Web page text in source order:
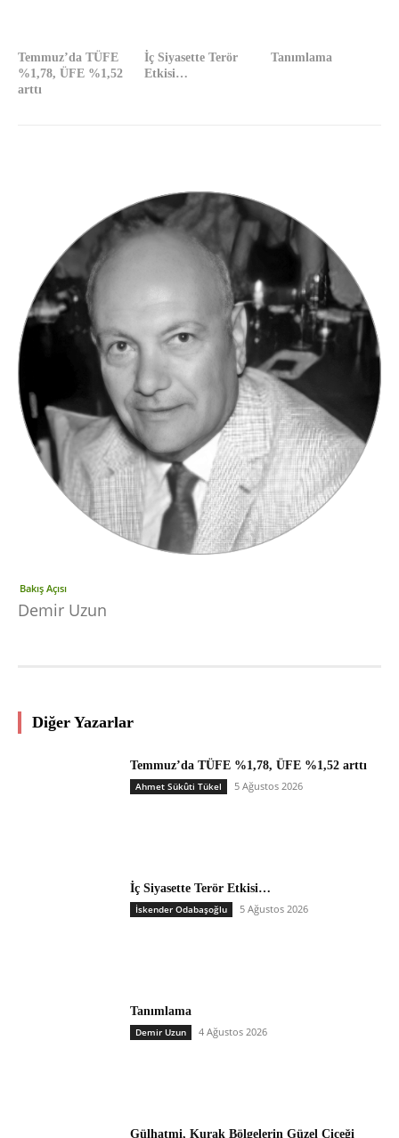
Temmuz’da TÜFE
%1,78, ÜFE %1,52
arttı
İç Siyasette Terör
Etkisi…
Tanımlama
Bakış Açısı
Demir Uzun
Diğer Yazarlar
Temmuz’da TÜFE %1,78, ÜFE %1,52 arttı
Ahmet Sükûti Tükel 5 Ağustos 2026
İç Siyasette Terör Etkisi…
İskender Odabaşoğlu 5 Ağustos 2026
Tanımlama
Demir Uzun 4 Ağustos 2026
Gülhatmi, Kurak Bölgelerin Güzel Çiçeği